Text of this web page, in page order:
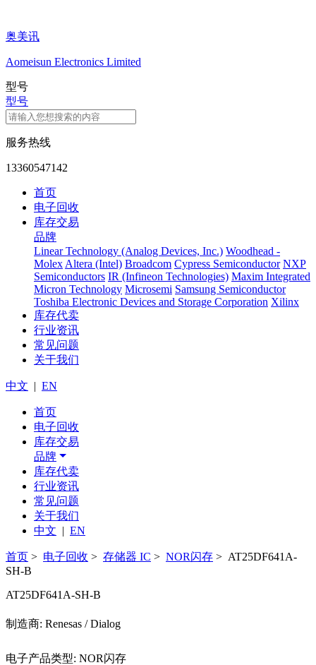
奥美讯
Aomeisun Electronics Limited
型号
型号
服务热线
13360547142
首页
电子回收
库存交易
品牌
Linear Technology (Analog Devices, Inc.) Woodhead -
Molex Altera (Intel) Broadcom Cypress Semiconductor NXP
Semiconductors IR (Infineon Technologies) Maxim Integrated
Micron Technology Microsemi Samsung Semiconductor
Toshiba Electronic Devices and Storage Corporation Xilinx
库存代卖
行业资讯
常见问题
关于我们
中文 | EN
首页
电子回收
库存交易
品牌
库存代卖
行业资讯
常见问题
关于我们
中文 | EN
首页 > 电子回收 > 存储器 IC > NOR闪存 > AT25DF641A-
SH-B
AT25DF641A-SH-B
制造商: Renesas / Dialog
电子产品类型: NOR闪存